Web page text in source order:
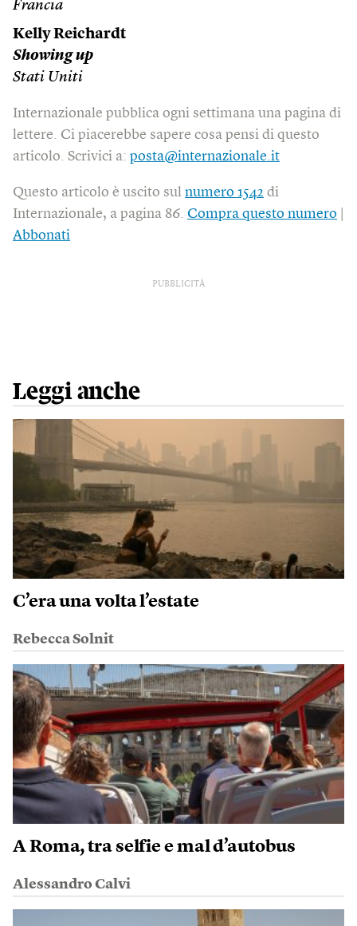
Francia
Kelly Reichardt
Showing up
Stati Uniti
Internazionale pubblica ogni settimana una pagina di
lettere. Ci piacerebbe sapere cosa pensi di questo
articolo. Scrivici a: posta@internazionale.it
Questo articolo è uscito sul numero 1542 di
Internazionale, a pagina 86. Compra questo numero
Abbonati
PUBBLICITÀ
Leggi anche
C’era una volta l’estate
Rebecca Solnit
A Roma, tra selfie e mal d’autobus
Alessandro Calvi